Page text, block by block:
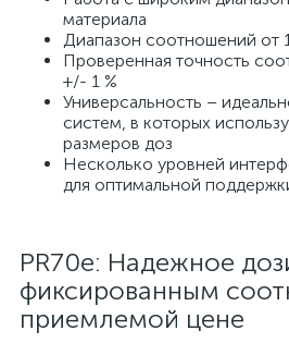
материала
Диапазон соотношений от
Проверенная точность
+/- 1 %
Универсальность –
систем, в которых
размеров доз
Несколько уровней
для оптимальной
PR70e: Надежное
фиксированным
приемлемой цене